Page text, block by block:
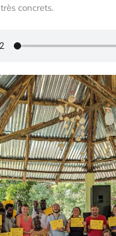
concrets.